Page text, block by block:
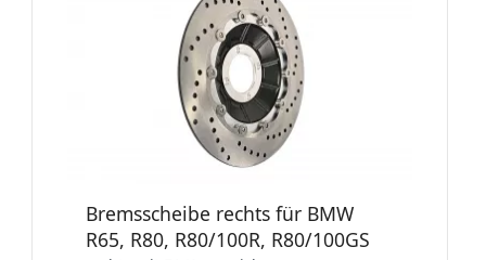
Bremsscheibe rechts für BMW
R65, R80, R80/100R, R80/100GS